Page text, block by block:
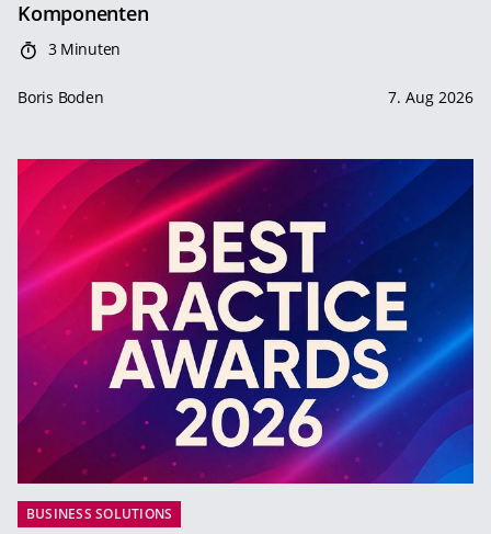
Komponenten
3 Minuten
Boris Boden 7. Aug 2026
BUSINESS SOLUTIONS